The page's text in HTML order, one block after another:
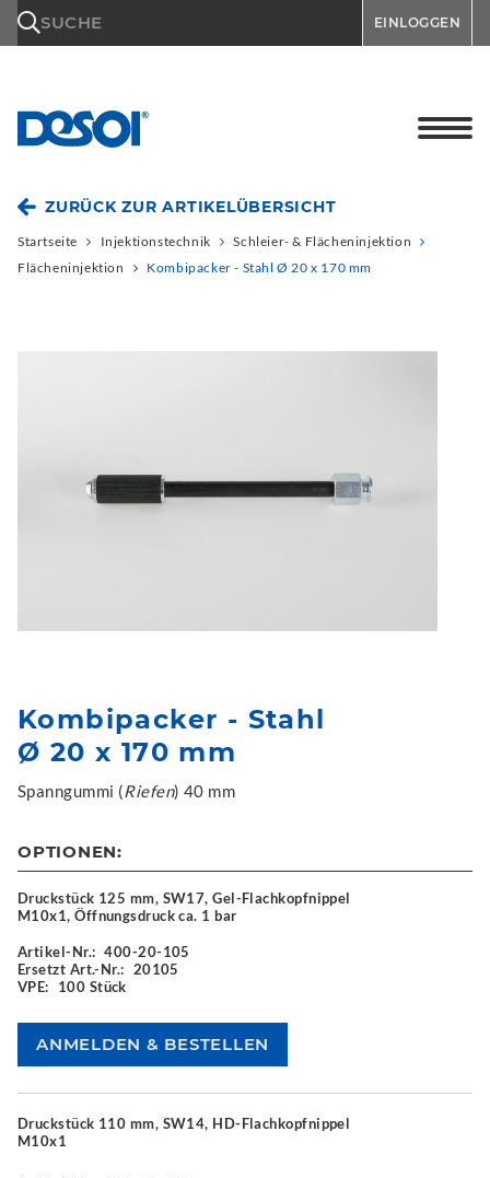
SUCHE EINLOGGEN
ZURÜCK ZUR ARTIKELÜBERSICHT
Startseite Injektionstechnik
Schleier- & Flächeninjektion
Flächeninjektion
Kombipacker - Stahl Ø 20 x 170 mm
Kombipacker - Stahl
Ø 20 x 170 mm
Spanngummi (Riefen) 40 mm
OPTIONEN:
Druckstück 125 mm, SW17, Gel-Flachkopfnippel
M10x1, Öffnungsdruck ca. 1 bar
Artikel-Nr.: 400-20-105
Ersetzt Art.-Nr.: 20105
VPE:
100 Stück
Druckstück 110 mm, SW14, HD-Flachkopfnippel
M10x1